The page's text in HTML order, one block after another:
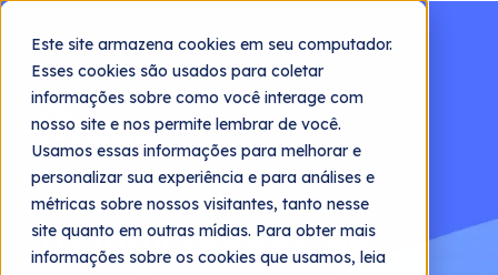
Este site armazena cookies em seu computador.
Esses cookies são usados para coletar
informações sobre como você interage com
nosso site e nos permite lembrar de você.
Usamos essas informações para melhorar e
personalizar sua experiência e para análises e
métricas sobre nossos visitantes, tanto nesse
site quanto em outras mídias. Para obter mais
informações sobre os cookies que usamos, leia
10 indicadores de